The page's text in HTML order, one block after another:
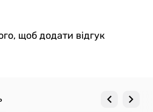
щоб додати відгук